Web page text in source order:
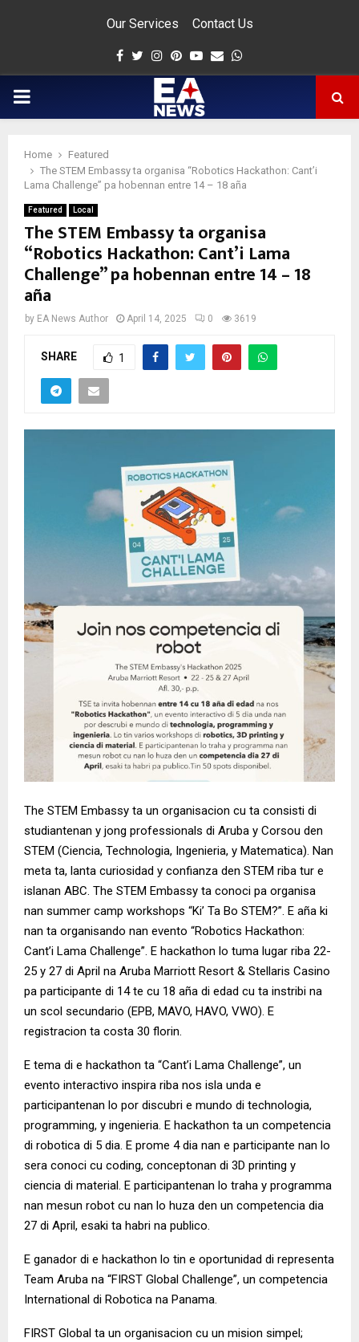
Our Services Contact Us
Facebook
Twitter
Instagram
Pinterest
Youtube
Email
PRIMARY
Home
Featured
The STEM Embassy ta organisa “Robotics Hackathon: Cant’i
Lama Challenge” pa hobennan entre 14 – 18 aña
Featured Local
The STEM Embassy ta organisa
“Robotics Hackathon: Cant’i Lama
Challenge” pa hobennan entre 14 – 18
aña
by EA News Author April 14, 2025 0 3619
SHARE 1
The STEM Embassy ta un organisacion cu ta consisti di
studiantenan y jong professionals di Aruba y Corsou den
STEM (Ciencia, Technologia, Ingenieria, y Matematica). Nan
meta ta, lanta curiosidad y confianza den STEM riba tur e
islanan ABC. The STEM Embassy ta conoci pa organisa
nan summer camp workshops “Ki’ Ta Bo STEM?”. E aña ki
nan ta organisando nan evento “Robotics Hackathon:
Cant’i Lama Challenge”. E hackathon lo tuma lugar riba 22-
25 y 27 di April na Aruba Marriott Resort & Stellaris Casino
pa participante di 14 te cu 18 aña di edad cu ta instribi na
un scol secundario (EPB, MAVO, HAVO, VWO). E
registracion ta costa 30 florin.
E tema di e hackathon ta “Cant’i Lama Challenge”, un
evento interactivo inspira riba nos isla unda e
participantenan lo por discubri e mundo di technologia,
programming, y ingenieria. E hackathon ta un competencia
di robotica di 5 dia. E prome 4 dia nan e participante nan lo
sera conoci cu coding, conceptonan di 3D printing y
ciencia di material. E participantenan lo traha y programma
nan mesun robot cu nan lo huza den un competencia dia
27 di April, esaki ta habri na publico.
E ganador di e hackathon lo tin e oportunidad di representa
Team Aruba na “FIRST Global Challenge”, un competencia
International di Robotica na Panama.
FIRST Global ta un organisacion cu un mision simpel;